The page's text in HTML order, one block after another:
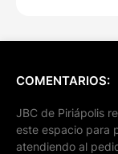
COMENTARIOS:
JBC de Piriápolis
este espacio para
atendiendo al